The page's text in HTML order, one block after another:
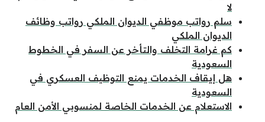
لا
سلم رواتب موظفي الديوان الملكي رواتب وظائف
الديوان الملكي
كم غرامة التخلف والتأخر عن السفر في الخطوط
السعودية
هل إيقاف الخدمات يمنع التوظيف العسكري في
السعودية
الاستعلام عن الخدمات الخاصة لمنسوبي الأمن العام